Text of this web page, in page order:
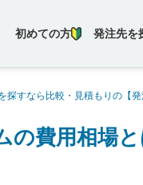
初めての方 発注先を
すなら比較・見積もりの【発
の費用相場